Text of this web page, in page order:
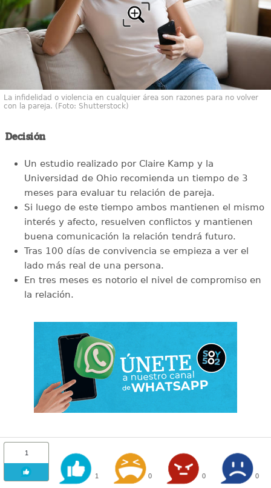
La infidelidad o violencia en cualquier área son razones para no volver
con la pareja. (Foto: Shutterstock)
Decisión
Un estudio realizado por Claire Kamp y la
Universidad de Ohio recomienda un tiempo de 3
meses para evaluar tu relación de pareja.
Si luego de este tiempo ambos mantienen el mismo
interés y afecto, resuelven conflictos y mantienen
buena comunicación la relación tendrá futuro.
Tras 100 días de convivencia se empieza a ver el
lado más real de una persona.
En tres meses es notorio el nivel de compromiso en
la relación.
1
1 0 0 0